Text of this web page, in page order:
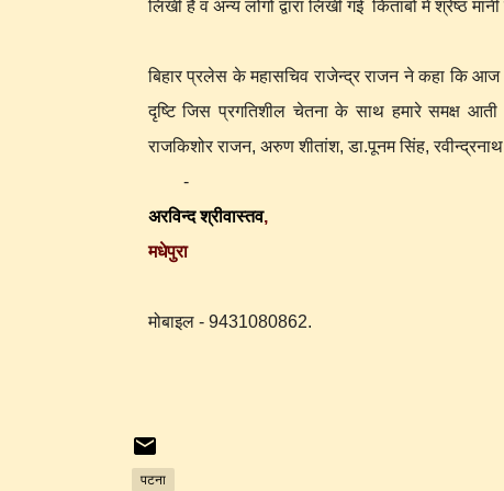
लिखी है व अन्य लोगों द्वारा लिखी गई किताबों में श्रेष्ठ
बिहार प्रलेस के महासचिव राजेन्द्र राजन ने कहा कि आज
दृष्टि जिस प्रगतिशील चेतना के साथ हमारे समक्ष
राजकिशोर राजन, अरुण शीतांश, डा.पूनम सिंह,
-
अरविन्द श्रीवास्तव,
मधेपुरा
मोबाइल - 9431080862.
पटना